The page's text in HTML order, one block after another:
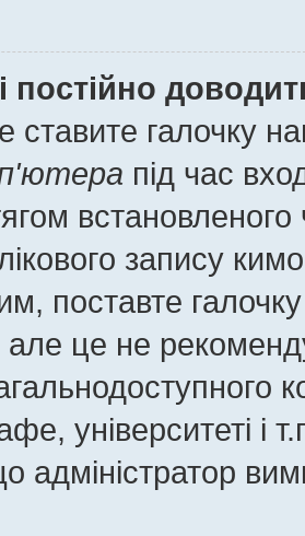
постійно
ставите галочку
під час
встановленого
запису
поставте
це не
університеті і
адміністратор